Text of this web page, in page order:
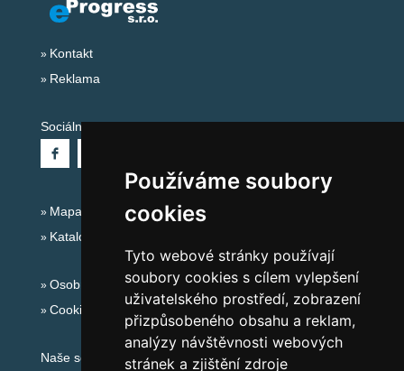
Používáme soubory
cookies
Tyto webové stránky používají
soubory cookies s cílem vylepšení
uživatelského prostředí, zobrazení
přizpůsobeného obsahu a reklam,
analýzy návštěvnosti webových
stránek a zjištění zdroje
Kontakt
Reklama
Sociální sítě:
Mapa serveru Alpy - Rakousko
Katalog ubytování
Osobní údaje
Cookies
Naše servery: